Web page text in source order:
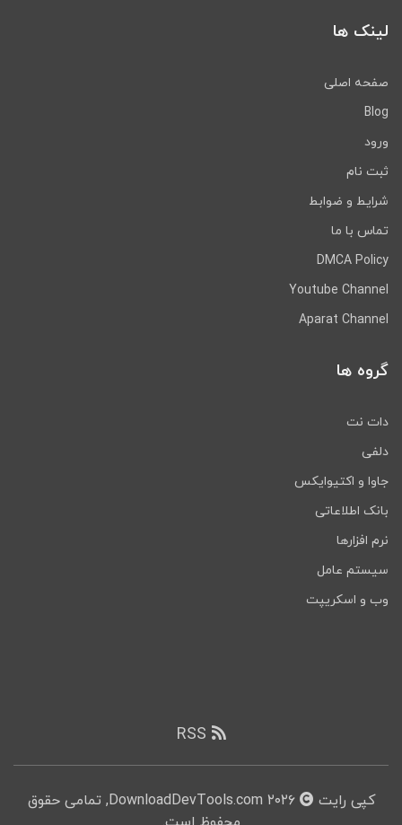
لینک ها
صفحه اصلی
Blog
ورود
ثبت نام
شرایط و ضوابط
تماس با ما
DMCA Policy
Youtube Channel
Aparat Channel
گروه ها
دات نت
دلفی
جاوا و اکتیوایکس
بانک اطلاعاتی
نرم افزارها
سیستم عامل
وب و اسکریپت
کپی رایت
۲۰۲۶ DownloadDevTools.com, تمامی حقوق